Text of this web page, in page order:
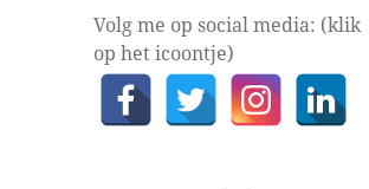
Volg me op social media: (klik
op het icoontje)